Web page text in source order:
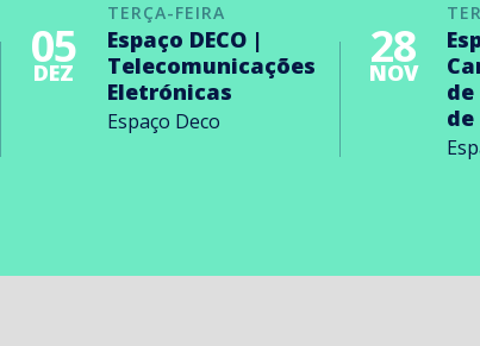
TERÇA-FEIRA
05
DEZ
Espaço DECO |
Telecomunicações
Eletrónicas
Espaço Deco
28
NOV